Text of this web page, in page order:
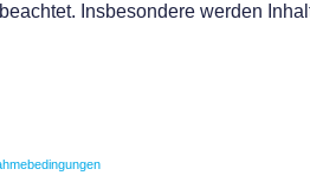
Insbesondere werden